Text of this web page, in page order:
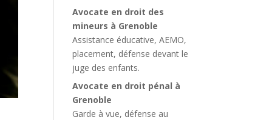
Avocate en droit des
mineurs à Grenoble
Assistance éducative, AEMO,
placement, défense devant le
juge des enfants.
Avocate en droit pénal à
Grenoble
Garde à vue, défense au